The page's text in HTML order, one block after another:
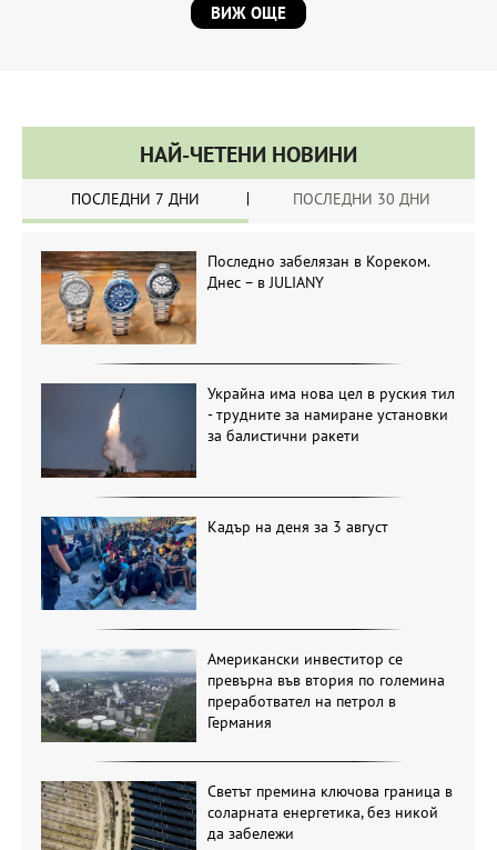
ВИЖ ОЩЕ
НАЙ-ЧЕТЕНИ НОВИНИ
ПОСЛЕДНИ 7 ДНИ ПОСЛЕДНИ 30 ДНИ
Последно забелязан в Кореком.
Днес – в JULIANY
Украйна има нова цел в руския тил
- трудните за намиране установки
за балистични ракети
Кадър на деня за 3 август
Американски инвеститор се
превърна във втория по големина
преработвател на петрол в
Германия
Светът премина ключова граница в
соларната енергетика, без никой
да забележи